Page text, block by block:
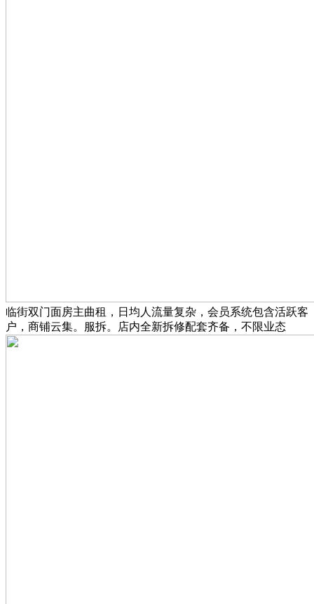
临街双门面房主曲租，日均人流量复杂，会员系统包含活跃客
户，商铺云集。服拆。店内全新拆修配套齐备，不限业态